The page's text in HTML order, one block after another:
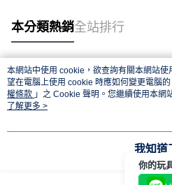
本分類熱銷全站排行
熱門標籤
本網站中使用 cookie，欲查詢有關本網站使
望在電腦上使用 cookie 時應如何變更電腦
權條款 」之 Cookie 聲明。您繼續使用本網
用條款之 Cookie 聲明使用 cookie。
了解更多 >
我知道
你的玩